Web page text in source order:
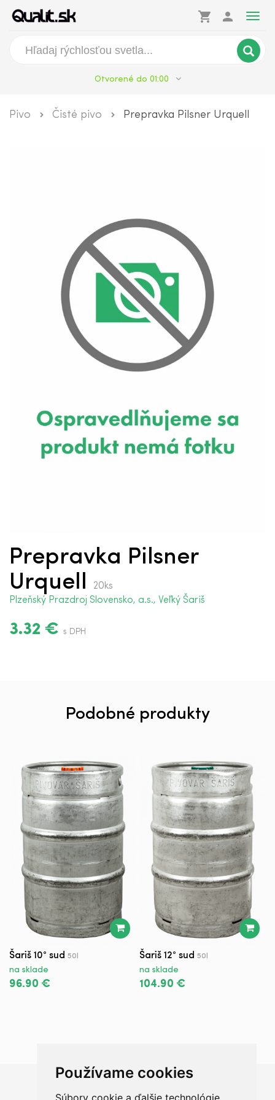
Používame cookies
Súbory cookie a ďalšie technológie
Otvorené do 01:00
shopping_cart person
Pivo Čisté pivo Prepravka Pilsner Urquell
Prepravka Pilsner
Urquell
20ks
Plzeňský Prazdroj Slovensko, a.s., Veľký Šariš
3.32 € s DPH
Podobné produkty
Šariš 10° sud 50l
na sklade
96.90 €
Šariš 12° sud 50l
na sklade
104.90 €